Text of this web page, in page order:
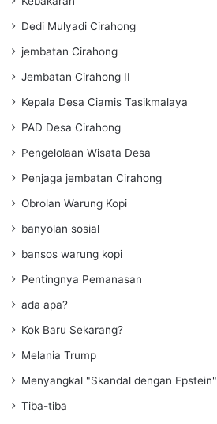
Dedi Mulyadi Cirahong
jembatan Cirahong
Jembatan Cirahong II
Kepala Desa Ciamis Tasikmalaya
PAD Desa Cirahong
Pengelolaan Wisata Desa
Penjaga jembatan Cirahong
Obrolan Warung Kopi
banyolan sosial
bansos warung kopi
Pentingnya Pemanasan
ada apa?
Kok Baru Sekarang?
Melania Trump
Menyangkal "Skandal dengan Epstein"
Tiba-tiba